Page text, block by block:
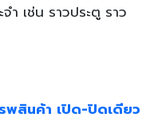
ำ เช่น ราวประตู ราว
พสินค้า เปิด-ปิดเดียว